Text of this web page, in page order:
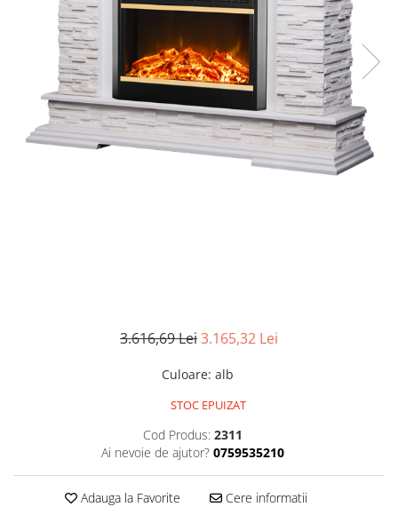
3.616,69 Lei3.165,32 Lei
Culoare: alb
STOC EPUIZAT
Cod Produs: 2311
Ai nevoie de ajutor? 0759535210
Adauga la Favorite Cere informatii